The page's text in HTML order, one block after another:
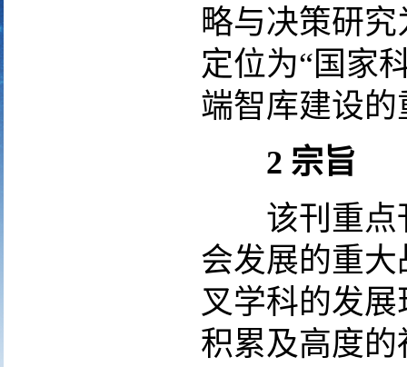
略与决策研
定位为“国家
端智库建设
2 宗旨
该刊重点刊
会发展的重
叉学科的发
积累及高度